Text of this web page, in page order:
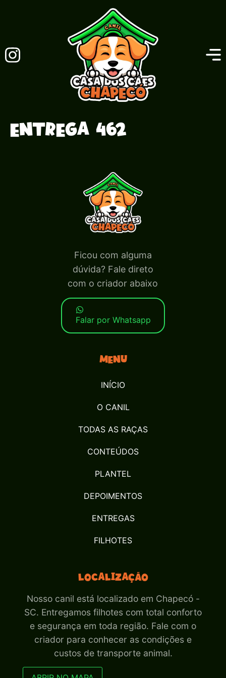
Entrega 462
Ficou com alguma
dúvida? Fale direto
com o criador abaixo
Falar por Whatsapp
Menu
INÍCIO
O CANIL
TODAS AS RAÇAS
CONTEÚDOS
PLANTEL
DEPOIMENTOS
ENTREGAS
FILHOTES
Localização
Nosso canil está localizado em Chapecó -
SC. Entregamos filhotes com total conforto
e segurança em toda região. Fale com o
criador para conhecer as condições e
custos de transporte animal.